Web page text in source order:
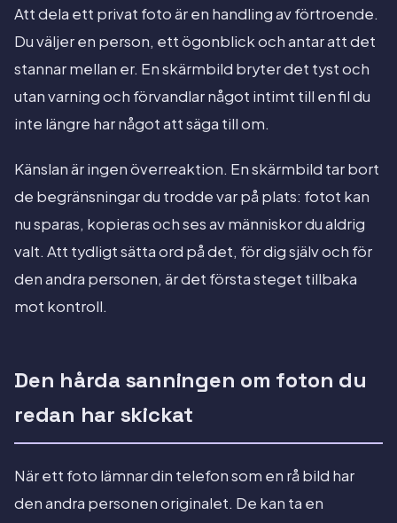
Att dela ett privat foto är en handling av förtroende.
Du väljer en person, ett ögonblick och antar att det
stannar mellan er. En skärmbild bryter det tyst och
utan varning och förvandlar något intimt till en fil du
inte längre har något att säga till om.
Känslan är ingen överreaktion. En skärmbild tar bort
de begränsningar du trodde var på plats: fotot kan
nu sparas, kopieras och ses av människor du aldrig
valt. Att tydligt sätta ord på det, för dig själv och för
den andra personen, är det första steget tillbaka
mot kontroll.
Den hårda sanningen om foton du
redan har skickat
När ett foto lämnar din telefon som en rå bild har
den andra personen originalet. De kan ta en